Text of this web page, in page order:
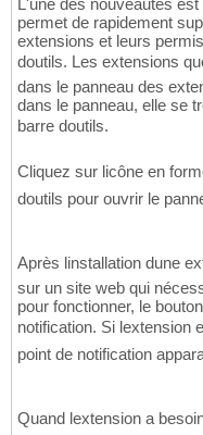
L'une des nouveautés
permet de rapidement
extensions et leurs
doutils. Les extensions
dans le panneau des
dans le panneau, elle se
barre doutils.
Cliquez sur licône en
doutils pour ouvrir le
Après linstallation dune
sur un site web qui
pour fonctionner, le
notification. Si lextension
point de notification
Quand lextension a